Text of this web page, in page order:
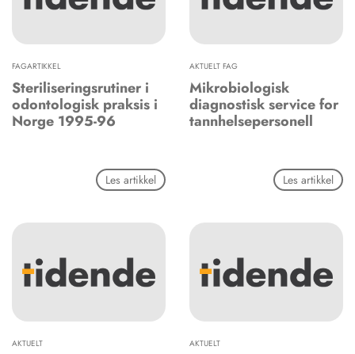
FAGARTIKKEL
Steriliseringsrutiner i
odontologisk praksis i
Norge 1995-96
Les artikkel
AKTUELT FAG
Mikrobiologisk
diagnostisk service for
tannhelsepersonell
Les artikkel
AKTUELT AKTUELT